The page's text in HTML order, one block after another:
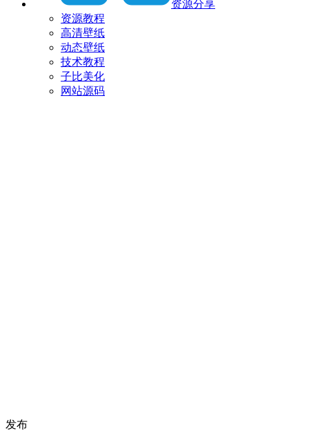
资源分享
资源教程
高清壁纸
动态壁纸
技术教程
子比美化
网站源码
发布